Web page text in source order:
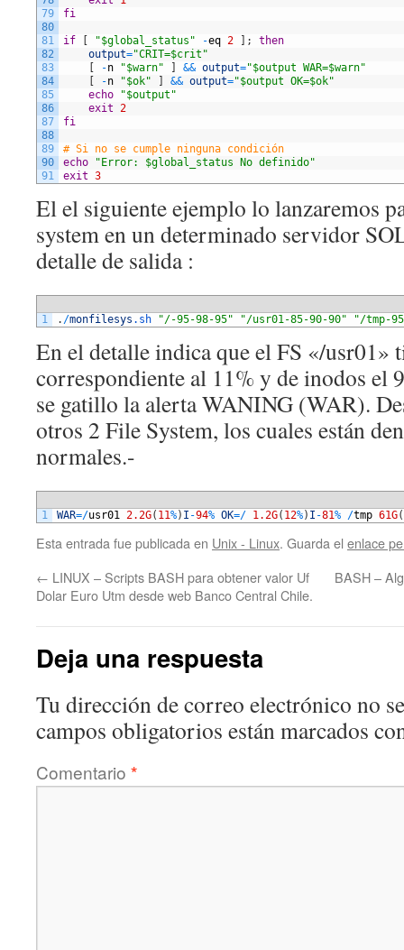
79
80
81
82
83
84
85
86
87
88
89
90
91
fi
if "$global_status" -eq 2 ;
then
output="CRIT=$crit"
-n "$warn" && output="$output WAR=$warn"
-n "$ok" && output="$output OK=$ok"
echo
"$output"
exit 2
fi
# Si no se cumple ninguna condición
echo
"Error: $global_status No definido"
exit 3
El el siguiente ejemplo lo lanzaremos
system en un determinado servidor
detalle de salida :
1 . /monfilesys .sh "/-95-98-95" "/usr01-85-90-90" "/tmp-
En el detalle indica que el FS «/usr01»
correspondiente al 11% y de inodos el
se gatillo la alerta WANING (WAR).
otros 2 File System, los cuales están
normales.-
1 WAR=/usr01 2.2G( 11%) I -94% OK=/ 1.2G( 12%) I -81% /tmp 61G(
Esta entrada fue publicada en Unix - Linux. Guarda el enlace
← LINUX – Scripts BASH para obtener valor Uf
Dolar Euro Utm desde web Banco Central Chile.
BASH –
Deja una respuesta
Tu dirección de correo electrónico no
campos obligatorios están marcados
Comentario *